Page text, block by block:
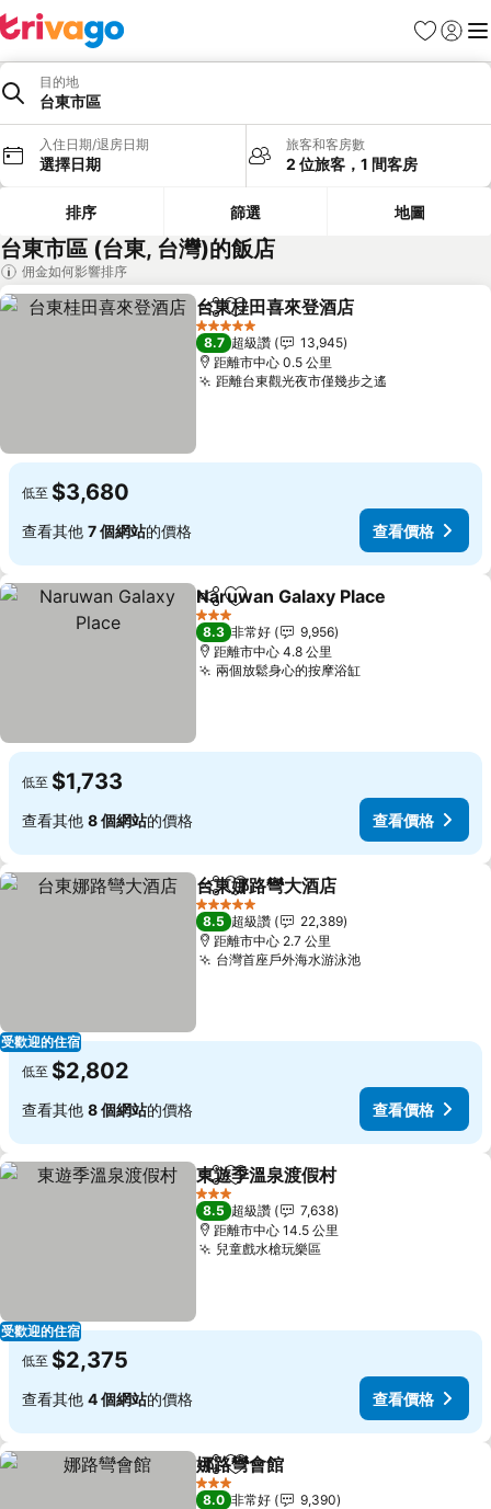
我的最愛
登入 選
目的地
台東市區
入住日期/退房日期
選擇日期
旅客和客房數
2 位旅客，1 間客房
排序 篩選 地圖
台東市區 (台東, 台灣)的飯店
佣金如何影響排序
分享 加入我的最愛
台東桂田喜來登酒店
5 星級
8.7 超級讚
13,945
距離市中心 0.5 公里
距離台東觀光夜市僅幾步之遙
低至 $3,680
查看其他 7 個網站的價格 查看價格
分享 加入我的最愛
Naruwan Galaxy Place
3 星級
8.3 非常好
9,956
距離市中心 4.8 公里
兩個放鬆身心的按摩浴缸
低至 $1,733
查看其他 8 個網站的價格 查看價格
受歡迎的住宿
分享 加入我的最愛
台東娜路彎大酒店
5 星級
8.5 超級讚
22,389
距離市中心 2.7 公里
台灣首座戶外海水游泳池
低至 $2,802
查看其他 8 個網站的價格 查看價格
受歡迎的住宿
分享 加入我的最愛
東遊季溫泉渡假村
3 星級
8.5 超級讚
7,638
距離市中心 14.5 公里
兒童戲水槍玩樂區
低至 $2,375
查看其他 4 個網站的價格 查看價格
分享 加入我的最愛
娜路彎會館
3 星級
8.0 非常好
9,390